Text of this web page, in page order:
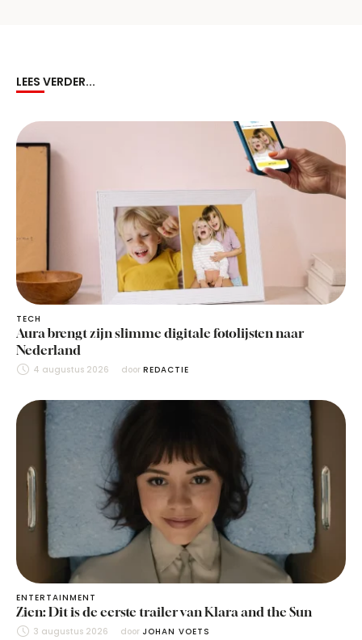
LEES VERDER...
TECH
Aura brengt zijn slimme digitale fotolijsten naar
Nederland
4 augustus 2026 door REDACTIE
ENTERTAINMENT
Zien: Dit is de eerste trailer van Klara and the Sun
3 augustus 2026 door JOHAN VOETS